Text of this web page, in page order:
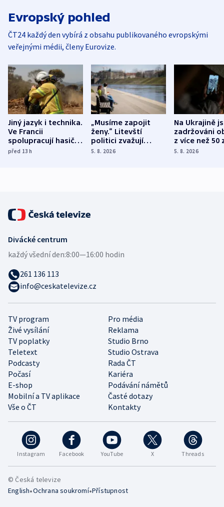
Evropský pohled
ČT24 každý den vybírá z obsahu publikovaného evropskými
veřejnými médii, členy Eurovize.
Jiný jazyk i technika.
Ve Francii
spolupracují hasiči z
různých zemí
před 13h
„Musíme zapojit
ženy.“ Litevští
politici zvažují
dohodu o
5. 8. 2026
Na Ukrajině
zadržováni
z více než 50
Bojovali na
5. 8. 2026
Instagram Facebook YouTube X Threads
TV program
Pro média
Živé vysílání
Reklama
TV poplatky
Studio Brno
Teletext
Studio Ostrava
Podcasty
Rada ČT
Počasí
Kariéra
E-shop
Podávání námětů
Mobilní a TV aplikace
Časté dotazy
Vše o ČT
Kontakty
Divácké centrum
každý všední den:8:00—16:00 hodin
261 136 113
info@ceskatelevize.cz
© Česká televize
English•Ochrana soukromí•Přístupnost